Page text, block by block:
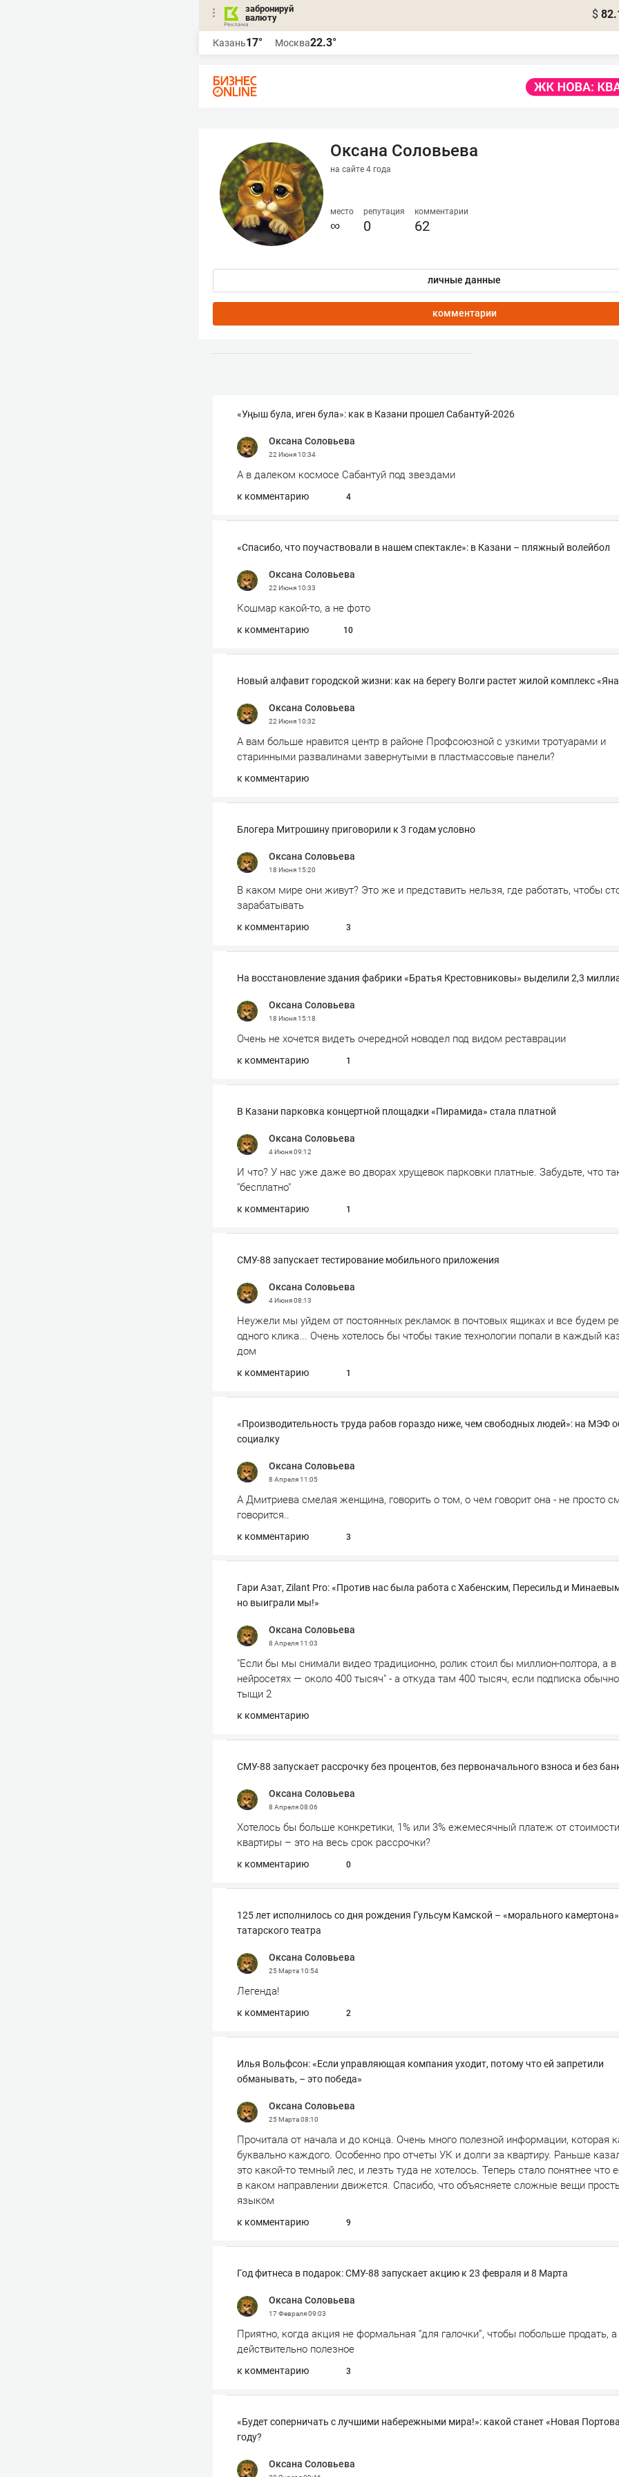
забронируй
валюту
$
Казань17° Москва22.3°
Оксана Соловьева
на сайте 4 года
место
∞
репутация
0
комментарии
62
личные данные
комментарии
«Уңыш була, иген була»: как в Казани прошел Сабантуй-2026
Оксана Соловьева
22 Июня10:34
А в далеком космосе Сабантуй под звездами
к комментарию 4
«Спасибо, что поучаствовали в нашем спектакле»: в Казани – пляжный волейбол
Оксана Соловьева
22 Июня10:33
Кошмар какой-то, а не фото
к комментарию 10
Новый алфавит городской жизни: как на берегу Волги растет жилой комплекс
Оксана Соловьева
22 Июня10:32
А вам больше нравится центр в районе Профсоюзной с узкими тротуарами и
старинными развалинами завернутыми в пластмассовые панели?
к комментарию
Блогера Митрошину приговорили к 3 годам условно
Оксана Соловьева
18 Июня15:20
В каком мире они живут? Это же и представить нельзя, где работать, чтобы
зарабатывать
к комментарию 3
На восстановление здания фабрики «Братья Крестовниковы» выделили 2,3
Оксана Соловьева
18 Июня15:18
Очень не хочется видеть очередной новодел под видом реставрации
к комментарию 1
В Казани парковка концертной площадки «Пирамида» стала платной
Оксана Соловьева
4 Июня09:12
И что? У нас уже даже во дворах хрущевок парковки платные. Забудьте, что
"бесплатно"
к комментарию 1
СМУ-88 запускает тестирование мобильного приложения
Оксана Соловьева
4 Июня08:13
Неужели мы уйдем от постоянных рекламок в почтовых ящиках и все будем
одного клика... Очень хотелось бы чтобы такие технологии попали в каждый
дом
к комментарию 1
«Производительность труда рабов гораздо ниже, чем свободных людей»: на МЭФ
социалку
Оксана Соловьева
8 Апреля11:05
А Дмитриева смелая женщина, говорить о том, о чем говорит она - не просто
говорится..
к комментарию 3
Гари Азат, Zilant Pro: «Против нас была работа с Хабенским, Пересильд и
но выиграли мы!»
Оксана Соловьева
8 Апреля11:03
"Если бы мы снимали видео традиционно, ролик стоил бы миллион-полтора, а в
нейросетях — около 400 тысяч" - а откуда там 400 тысяч, если подписка
тыщи 2
к комментарию
СМУ-88 запускает рассрочку без процентов, без первоначального взноса и без
Оксана Соловьева
8 Апреля08:06
Хотелось бы больше конкретики, 1% или 3% ежемесячный платеж от стоимости
квартиры – это на весь срок рассрочки?
к комментарию 0
125 лет исполнилось со дня рождения Гульсум Камской – «морального камертона»
татарского театра
Оксана Соловьева
25 Марта10:54
Легенда!
к комментарию 2
Илья Вольфсон: «Если управляющая компания уходит, потому что ей запретили
обманывать, – это победа»
Оксана Соловьева
25 Марта08:10
Прочитала от начала и до конца. Очень много полезной информации, которая
буквально каждого. Особенно про отчеты УК и долги за квартиру. Раньше
это какой-то темный лес, и лезть туда не хотелось. Теперь стало понятнее что
в каком направлении движется. Спасибо, что объясняете сложные вещи
языком
к комментарию 9
Год фитнеса в подарок: СМУ-88 запускает акцию к 23 февраля и 8 Марта
Оксана Соловьева
17 Февраля09:03
Приятно, когда акция не формальная “для галочки”, чтобы побольше продать, а
действительно полезное
к комментарию 3
«Будет соперничать с лучшими набережными мира!»: какой станет «Новая
году?
Оксана Соловьева